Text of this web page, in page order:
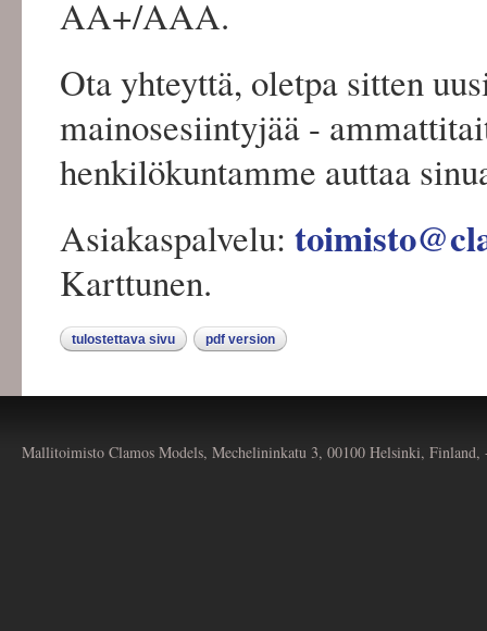
AA+/AAA.
Ota yhteyttä, oletpa sitten
mainosesiintyjää -
henkilökuntamme auttaa
Asiakaspalvelu:
Karttunen.
tulostettava sivu pdf version
Mallitoimisto Clamos Models, Mechelininkatu 3, 00100 Helsinki,